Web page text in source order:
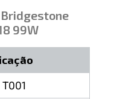
Bridgestone
99W